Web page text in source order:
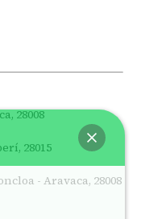
28008
28015
- Aravaca, 28008